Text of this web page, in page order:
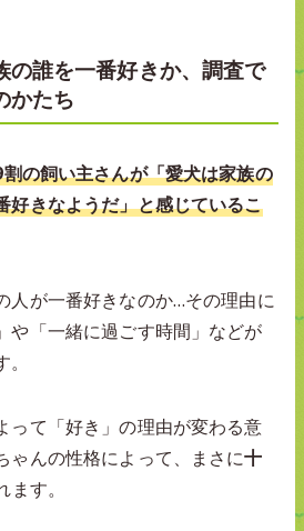
の誰を一番好きか、調査で
かたち
の飼い主さんが「愛犬は家族の
好きなようだ」と感じているこ
人が一番好きなのか…その理由に
や「一緒に過ごす時間」などが
って「好き」の理由が変わる意
ゃんの性格によって、まさに十
す。